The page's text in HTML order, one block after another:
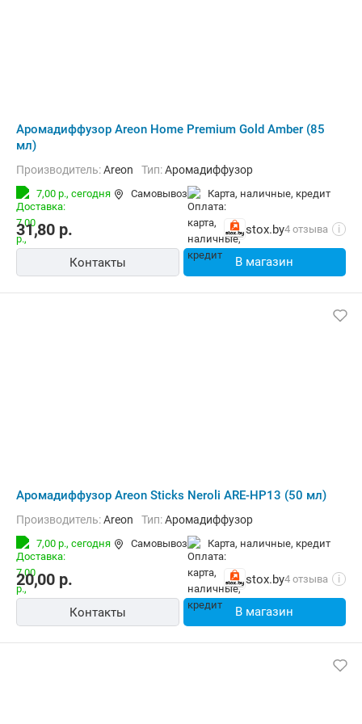
Аромадиффузор Areon Home Premium Gold Amber (85
мл)
Производитель:Areon Тип:Аромадиффузор
7,00 р., сегодня Самовывоз карта, наличные, кредит
31,80 р. stox.by4 отзыва i
Контакты В магазин
Аромадиффузор Areon Sticks Neroli ARE-HP13 (50 мл)
Производитель:Areon Тип:Аромадиффузор
7,00 р., сегодня Самовывоз карта, наличные, кредит
20,00 р. stox.by4 отзыва i
Контакты В магазин